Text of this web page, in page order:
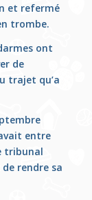
et refermé
trombe.
ont
de
trajet qu’a
entre
tribunal
rendre sa